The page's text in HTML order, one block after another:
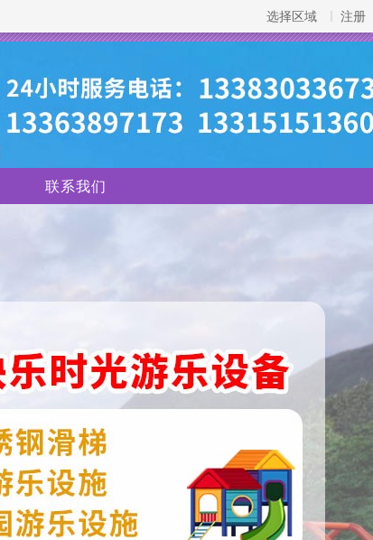
选择区域 注册
联系我们